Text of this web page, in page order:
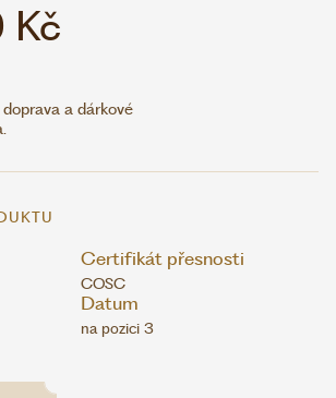
a dárkové
Certifikát přesnosti
COSC
Datum
na pozici 3